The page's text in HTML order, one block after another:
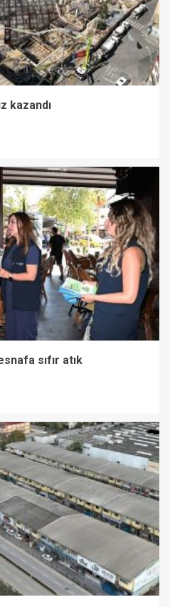
kazandı
sıfır atık